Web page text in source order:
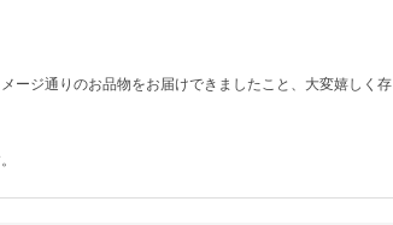
ージ通りのお品物をお届けできましたこと、大変嬉しく存